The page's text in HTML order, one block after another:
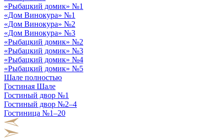
«Рыбацкий домик» №1
«Дом Винокура» №1
«Дом Винокура» №2
«Дом Винокура» №3
«Рыбацкий домик» №2
«Рыбацкий домик» №3
«Рыбацкий домик» №4
«Рыбацкий домик» №5
Шале полностью
Гостиная Шале
Гостиный двор №1
Гостиный двор №2–4
Гостиница №1–20